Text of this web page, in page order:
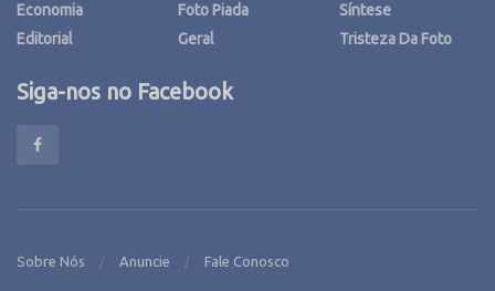
Economia
Editorial
Foto Piada
Geral
Síntese
Tristeza Da Foto
Siga-nos no Facebook
Sobre Nós Anuncie Fale Conosco